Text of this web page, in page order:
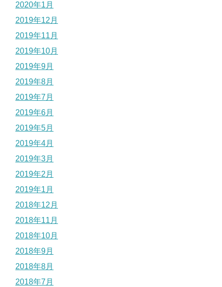
2020年1月
2019年12月
2019年11月
2019年10月
2019年9月
2019年8月
2019年7月
2019年6月
2019年5月
2019年4月
2019年3月
2019年2月
2019年1月
2018年12月
2018年11月
2018年10月
2018年9月
2018年8月
2018年7月